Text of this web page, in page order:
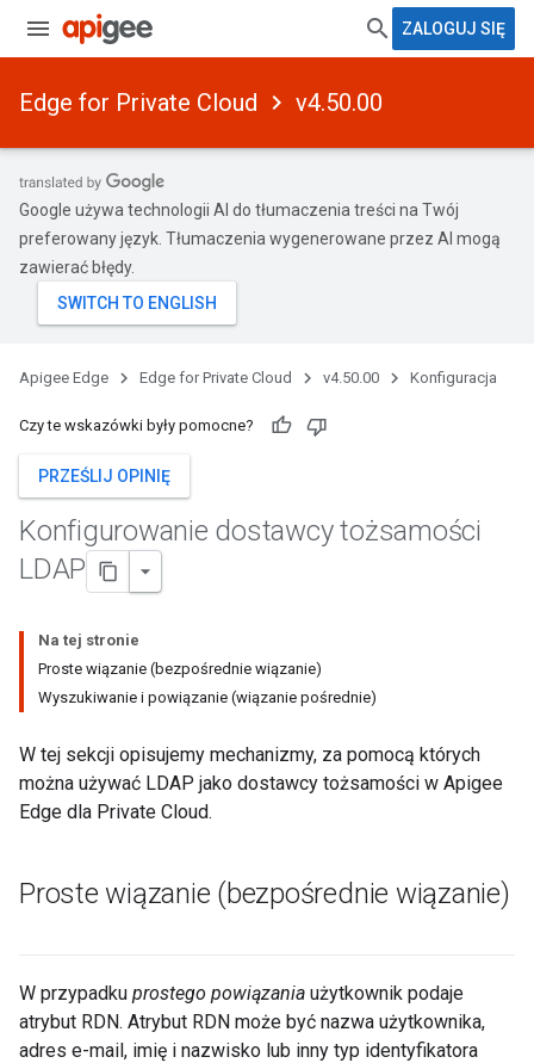
ZALOGUJ SIĘ
Edge for Private Cloud v4.50.00
Google używa technologii AI do tłumaczenia treści na Twój
preferowany język. Tłumaczenia wygenerowane przez AI mogą
zawierać błędy.
Apigee Edge Edge for Private Cloud v4.50.00 Konfiguracja
Czy te wskazówki były pomocne?
PRZEŚLIJ OPINIĘ
Konfigurowanie dostawcy tożsamości
LDAP
Na tej stronie
Proste wiązanie (bezpośrednie wiązanie)
Wyszukiwanie i powiązanie (wiązanie pośrednie)
W tej sekcji opisujemy mechanizmy, za pomocą których
można używać LDAP jako dostawcy tożsamości w Apigee
Edge dla Private Cloud.
Proste wiązanie (bezpośrednie wiązanie)
W przypadku prostego powiązania użytkownik podaje
atrybut RDN. Atrybut RDN może być nazwa użytkownika,
adres e-mail, imię i nazwisko lub inny typ identyfikatora